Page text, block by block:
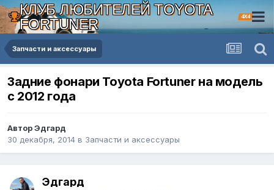
КЛУБ ЛЮБИТЕЛЕЙ TOYOTA
FORTUNER
4X4
Запчасти и аксессуары
Задние фонари Toyota Fortuner на модель
с 2012 года
Автор Эдгард
30 декабря, 2014 в Запчасти и аксессуары
Эдгард